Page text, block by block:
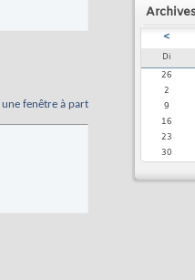
une fenêtre à part
<
Di
26
2
9
16
23
30